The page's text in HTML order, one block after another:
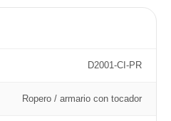
D2001-CI-PR
Ropero / armario con tocador